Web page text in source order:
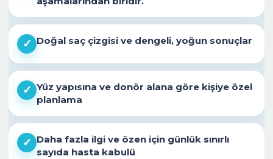
✓ Doğal saç çizgisi ve dengeli, yoğun sonuçlar
✓ Yüz yapısına ve donör alana göre kişiye özel
planlama
✓ Daha fazla ilgi ve özen için günlük sınırlı
sayıda hasta kabulü